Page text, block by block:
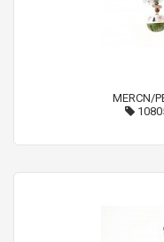
MERCN/